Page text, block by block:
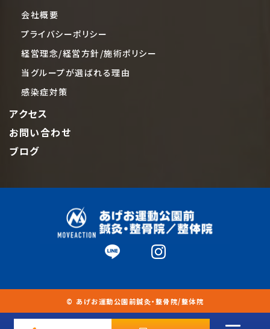
会社概要
プライバシーポリシー
経営理念/経営方針/施術ポリシー
当グループが選ばれる理由
感染症対策
アクセス
お問い合わせ
ブログ
© あげお運動公園前鍼灸・整骨院/整体院